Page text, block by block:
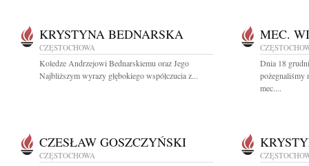
KRYSTYNA BEDNARSKA
CZĘSTOCHOWA
Koledze Andrzejowi Bednarskiemu oraz Jego
Najbliższym wyrazy głębokiego współczucia z...
MEC.
Dnia 18
pożegnaliśmy
mec....
CZESŁAW GOSZCZYŃSKI
CZĘSTOCHOWA